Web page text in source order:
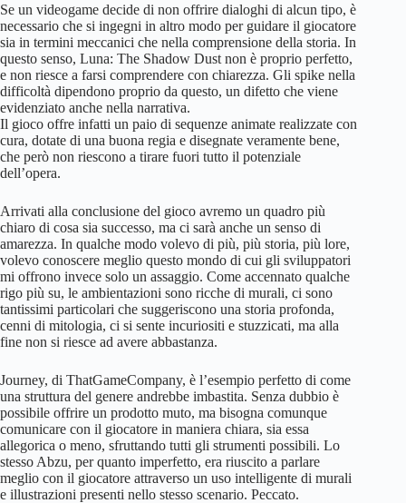
Se un videogame decide di non offrire dialoghi di alcun tipo, è
necessario che si ingegni in altro modo per guidare il giocatore
sia in termini meccanici che nella comprensione della storia. In
questo senso, Luna: The Shadow Dust non è proprio perfetto,
e non riesce a farsi comprendere con chiarezza. Gli spike nella
difficoltà dipendono proprio da questo, un difetto che viene
evidenziato anche nella narrativa.
Il gioco offre infatti un paio di sequenze animate realizzate con
cura, dotate di una buona regia e disegnate veramente bene,
che però non riescono a tirare fuori tutto il potenziale
dell’opera.
Arrivati alla conclusione del gioco avremo un quadro più
chiaro di cosa sia successo, ma ci sarà anche un senso di
amarezza. In qualche modo volevo di più, più storia, più lore,
volevo conoscere meglio questo mondo di cui gli sviluppatori
mi offrono invece solo un assaggio. Come accennato qualche
rigo più su, le ambientazioni sono ricche di murali, ci sono
tantissimi particolari che suggeriscono una storia profonda,
cenni di mitologia, ci si sente incuriositi e stuzzicati, ma alla
fine non si riesce ad avere abbastanza.
Journey, di ThatGameCompany, è l’esempio perfetto di come
una struttura del genere andrebbe imbastita. Senza dubbio è
possibile offrire un prodotto muto, ma bisogna comunque
comunicare con il giocatore in maniera chiara, sia essa
allegorica o meno, sfruttando tutti gli strumenti possibili. Lo
stesso Abzu, per quanto imperfetto, era riuscito a parlare
meglio con il giocatore attraverso un uso intelligente di murali
e illustrazioni presenti nello stesso scenario. Peccato.